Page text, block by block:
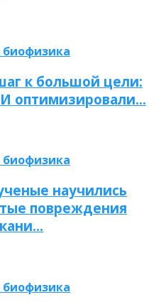
к большой цели:
оптимизировали…
научились
повреждения